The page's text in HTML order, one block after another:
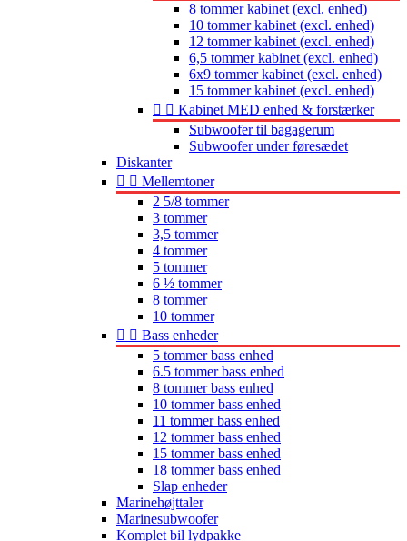
8 tommer kabinet (excl. enhed)
10 tommer kabinet (excl. enhed)
12 tommer kabinet (excl. enhed)
6,5 tommer kabinet (excl. enhed)
6x9 tommer kabinet (excl. enhed)
15 tommer kabinet (excl. enhed)
  Kabinet MED enhed & forstærker
Subwoofer til bagagerum
Subwoofer under føresædet
Diskanter
  Mellemtoner
2 5/8 tommer
3 tommer
3,5 tommer
4 tommer
5 tommer
6 ½ tommer
8 tommer
10 tommer
  Bass enheder
5 tommer bass enhed
6.5 tommer bass enhed
8 tommer bass enhed
10 tommer bass enhed
11 tommer bass enhed
12 tommer bass enhed
15 tommer bass enhed
18 tommer bass enhed
Slap enheder
Marinehøjttaler
Marinesubwoofer
Komplet bil lydpakke